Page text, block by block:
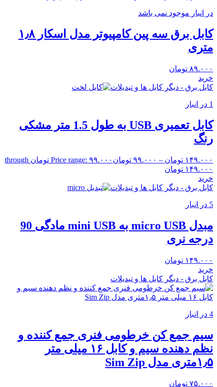
در انبار موجود نمی باشد
کابل برق سه پین کامپیوتر مدل اسکار ۱٫۸
متری
۸۹.۰۰۰ تومان
خرید
کابل برق - دیگر کابل ها و تبدیلات
1 در انبار
کابل تعمیری USB به طول 1.5 متر مشکی
رنگ
۱۴۹.۰۰۰ تومان – ۹۹.۰۰۰ تومان
Price range: ۹۹.۰۰۰ تومان through
۱۴۹.۰۰۰ تومان
خرید
کابل برق - دیگر کابل ها و تبدیلات
5 در انبار
مبدل micro USB به mini USB مادگی 90
درجه نری
۱۴۹.۰۰۰ تومان
خرید
کابل برق - دیگر کابل ها و تبدیلات
4 در انبار
سیم جمع کن خرطومی فنری جمع کننده و
نظم دهنده سیم و کابل ۱۶ میلی متر
۱٫۵متری مدل Sim Zip
۷۵.۰۰۰ تومان